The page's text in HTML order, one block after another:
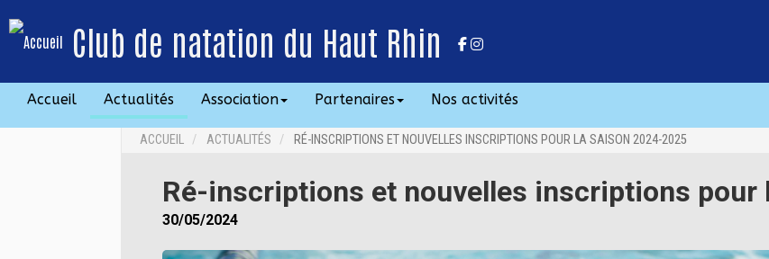
Club de natation du Haut Rhin
Accueil Actualités Association Partenaires Nos activités
ACCUEIL ACTUALITÉS RÉ-INSCRIPTIONS ET NOUVELLES INSCRIPTIONS POUR LA SAISON 2024-2025
Ré-inscriptions et nouvelles inscriptions pour
30/05/2024